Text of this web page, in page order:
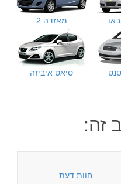
מאזדה 2
סיאט איביזה
זה:
חוות דעת